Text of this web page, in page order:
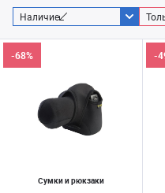
Наличие
Сумки и рюкзаки
-68% -